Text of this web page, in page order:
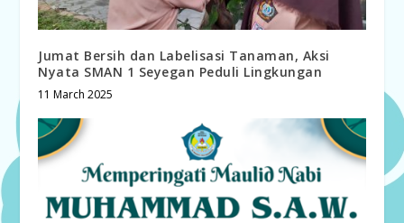
Jumat Bersih dan Labelisasi Tanaman, Aksi
Nyata SMAN 1 Seyegan Peduli Lingkungan
11 March 2025